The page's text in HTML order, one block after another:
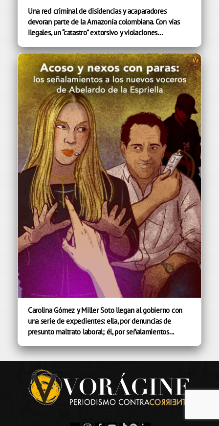
Una red criminal de disidencias y acaparadores
devoran parte de la Amazonía colombiana. Con vías
ilegales, un “catastro” extorsivo y violaciones...
Carolina Gómez y Miller Soto llegan al gobierno con
una serie de expedientes: ella, por denuncias de
presunto maltrato laboral; él, por señalamientos...